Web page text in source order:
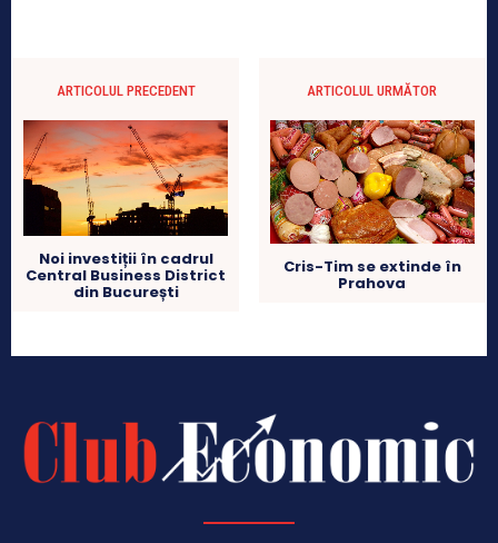
ARTICOLUL PRECEDENT
Noi investiții în cadrul
Central Business District
din București
ARTICOLUL URMĂTOR
Cris-Tim se extinde în
Prahova